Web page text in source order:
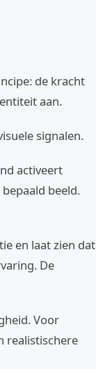
de kracht
aan.
signalen.
activeert
beeld.
en laat zien dat
De
Voor
realistischere